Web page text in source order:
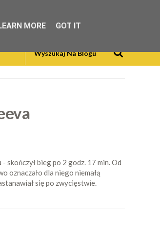
skończył bieg po 2 godz. 17 min. Od
oznaczało dla niego niemałą
się po zwycięstwie.
MORE GOT IT